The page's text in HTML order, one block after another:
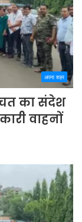
अपना शहर
का संदेश
वाहनों